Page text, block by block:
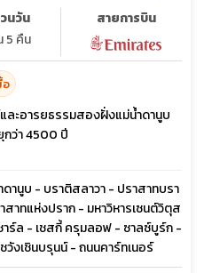
นวัน
5 คืน
สายการบิน
อ
ละอารยธรรมสองฝั่งแม่น้ำดานูบ
ว่า 4500 ปี
านูบ - บราติสลาวา - ปราสาทบรา
าทแห่งปราก - มหาวิหารเซนต์วิตุส
ร์ล - เชสกี้ ครุมลอฟ - ซาลซ์บูร์ก -
งเชินบรุนน์ - ถนนคาร์ทเนอร์